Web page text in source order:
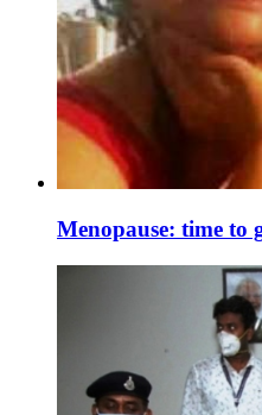
Menopause: time to